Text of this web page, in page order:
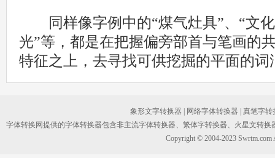
同样像字例中的“煤气灶具”、“文化
光”等，都是在把握偏旁部首与笔画的
特征之上，去寻找可供挖掘的平面的
象形文字转换器 网络字体转换器
真笔字转
字体转换网提供的字体转换器包含非主流字体转换器、繁体字转换器、火星文转
Copyright © 2004-2023